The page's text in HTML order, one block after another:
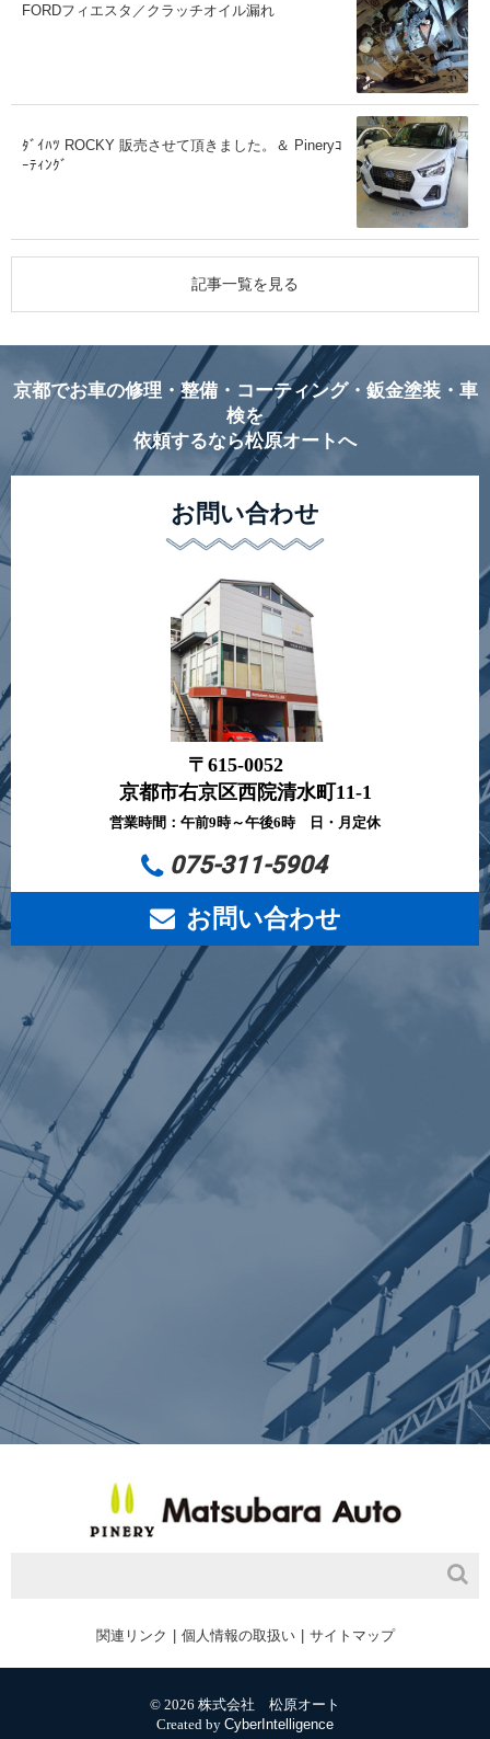
FORDフィエスタ／クラッチオイル漏れ
ﾀﾞｲﾊﾂ ROCKY 販売させて頂きました。＆ Pineryｺ
ｰﾃｨﾝｸﾞ
記事一覧を見る
京都でお車の修理・整備・コーティング・鈑金塗装・車
検を
依頼するなら松原オートへ
お問い合わせ
〒615-0052
京都市右京区西院清水町11-1
営業時間：午前9時～午後6時 日・月定休
075-311-5904
お問い合わせ
関連リンク 個人情報の取扱い サイトマップ
© 2026 株式会社 松原オート
Created by CyberIntelligence